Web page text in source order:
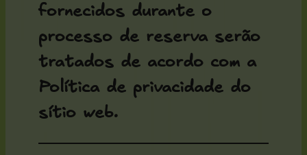
fornecidos durante o
processo de reserva serão
tratados de acordo com a
Política de privacidade do
sítio web.